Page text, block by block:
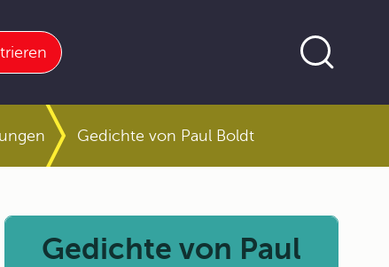
Gedichte von Paul Boldt
Gedichte von Paul